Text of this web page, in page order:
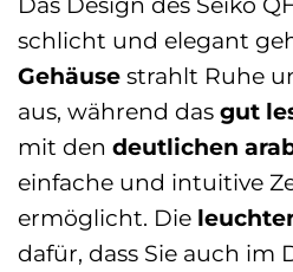
schlicht und elegant
Gehäuse strahlt Ruhe
aus, während das gut
mit den deutlichen
einfache und intuitive
ermöglicht. Die
dafür, dass Sie auch im